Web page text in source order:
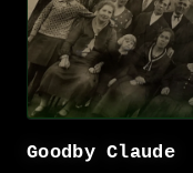
Goodby Claude